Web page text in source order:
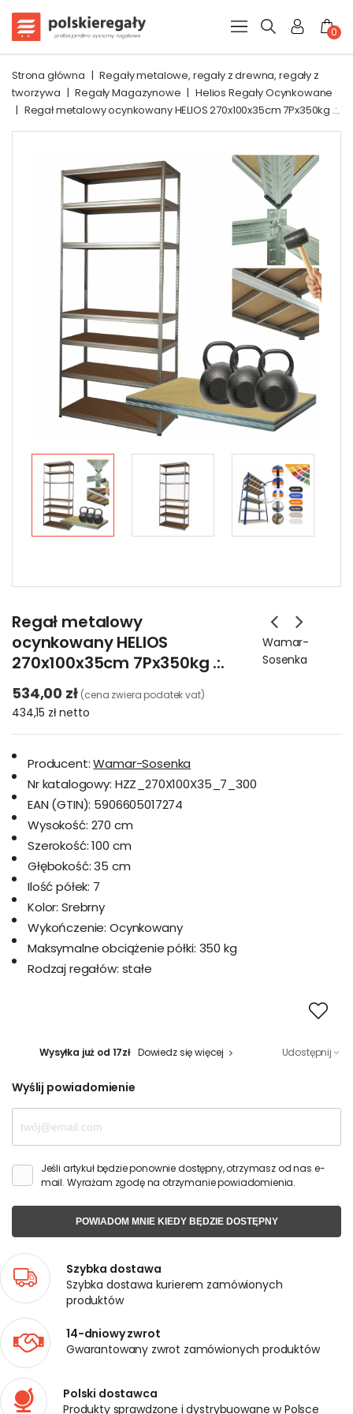
0
Strona główna | Regały metalowe, regały z drewna, regały z
tworzywa | Regały Magazynowe | Helios Regały Ocynkowane
| Regał metalowy ocynkowany HELIOS 270x100x35cm 7Px350kg .:.
Regał metalowy
ocynkowany HELIOS
270x100x35cm 7Px350kg .:.
Wamar-
Sosenka
534,00 zł (cena zwiera podatek vat)
434,15 złnetto
Producent: Wamar-Sosenka
Nr katalogowy: HZZ_270X100X35_7_300
EAN (GTIN): 5906605017274
Wysokość: 270 cm
Szerokość: 100 cm
Głębokość: 35 cm
Ilość półek: 7
Kolor: Srebrny
Wykończenie: Ocynkowany
Maksymalne obciążenie półki: 350 kg
Rodzaj regałów: stałe
Wysyłka już od 17zł Dowiedz się więcej Udostępnij
Wyślij powiadomienie
Jeśli artykuł będzie ponownie dostępny, otrzymasz od nas e-
mail. Wyrażam zgodę na otrzymanie powiadomienia.
POWIADOM MNIE KIEDY BĘDZIE DOSTĘPNY
Szybka dostawa
Szybka dostawa kurierem zamówionych
produktów
14-dniowy zwrot
Gwarantowany zwrot zamówionych produktów
Polski dostawca
Produkty sprawdzone i dystrybuowane w Polsce